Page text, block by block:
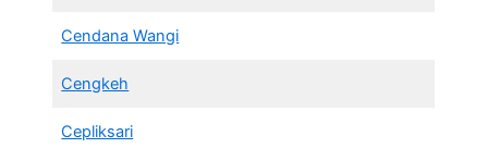
Cendana Wangi
Cengkeh
Cepliksari